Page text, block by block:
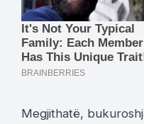
Megjithatë,